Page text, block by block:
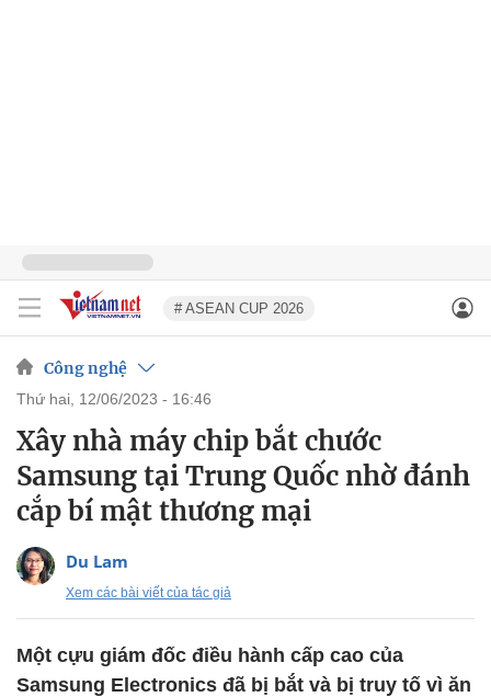
# ASEAN CUP 2026
Công nghệ
thứ hai, 12/06/2023 - 16:46
Xây nhà máy chip bắt chước
Samsung tại Trung Quốc nhờ đánh
cắp bí mật thương mại
Du Lam
Xem các bài viết của tác giả
Một cựu giám đốc điều hành cấp cao của
Samsung Electronics đã bị bắt và bị truy tố vì ăn